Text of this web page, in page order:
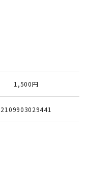
1,500円
2109903029441